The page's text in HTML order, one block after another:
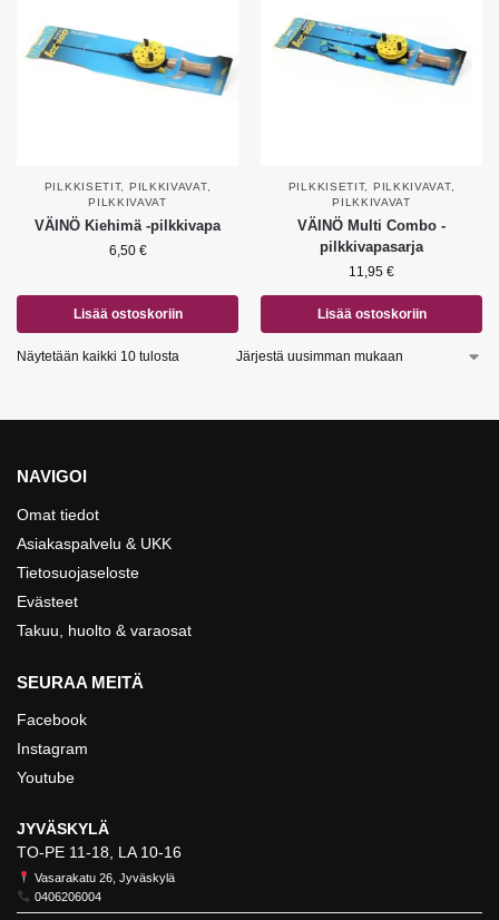
PILKKISETIT, PILKKIVAVAT,
PILKKIVAVAT
VÄINÖ Kiehimä -pilkkivapa
6,50 €
Lisää ostoskoriin
PILKKISETIT, PILKKIVAVAT,
PILKKIVAVAT
VÄINÖ Multi Combo -
pilkkivapasarja
11,95 €
Lisää ostoskoriin
Näytetään kaikki 10 tulosta
NAVIGOI
Omat tiedot
Asiakaspalvelu & UKK
Tietosuojaseloste
Evästeet
Takuu, huolto & varaosat
SEURAA MEITÄ
Facebook
Instagram
Youtube
JYVÄSKYLÄ
TO-PE 11-18, LA 10-16
Vasarakatu 26, Jyväskylä
0406206004